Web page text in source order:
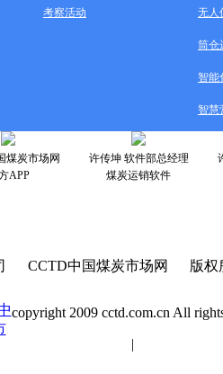
考察活动 无人
筒仓
智能
智慧
煤炭市场网
APP
许传坤 软件部总经理
煤炭运销软件
CCTD中国煤炭市场网 版
copyright 2009 cctd.com.cn All
|